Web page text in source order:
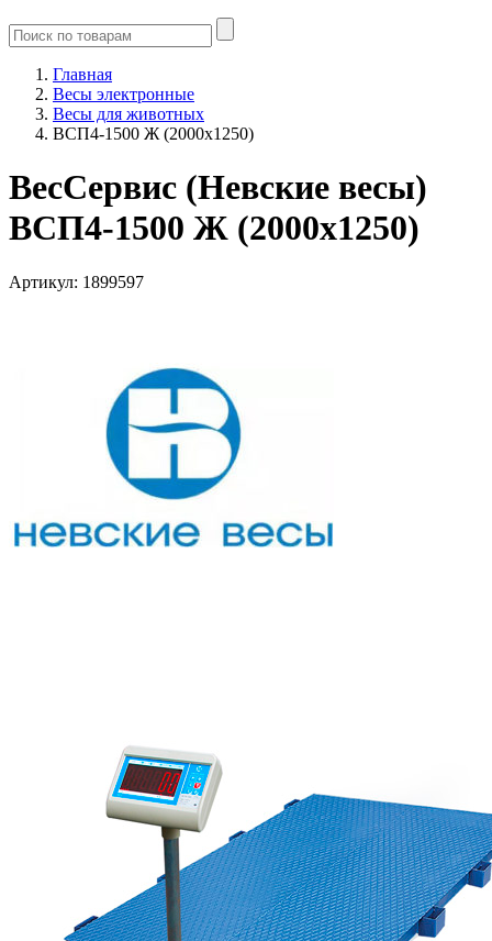
Главная
Весы электронные
Весы для животных
ВСП4-1500 Ж (2000х1250)
ВесСервис (Невские весы)
ВСП4-1500 Ж (2000х1250)
Артикул: 1899597